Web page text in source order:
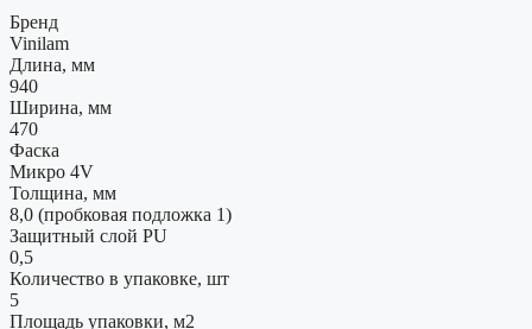
Бренд
Vinilam
Длина, мм
940
Ширина, мм
470
Фаска
Микро 4V
Толщина, мм
8,0 (пробковая подложка 1)
Защитный слой PU
0,5
Количество в упаковке, шт
5
Площадь упаковки, м2